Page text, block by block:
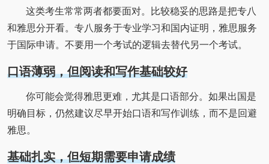
这类考生常常两者都要面对。比较稳妥的思路是把专八
和雅思分开看。专八服务于专业学习和国内证明，雅思服务
于国际申请。不要用一个考试的逻辑去替代另一个考试。
口语薄弱，但阅读和写作基础较好
你可能会觉得雅思更难，尤其是口语部分。如果出国是
明确目标，仍然建议尽早开始口语和写作训练，而不是回避
雅思。
基础扎实，但短期需要申请成绩